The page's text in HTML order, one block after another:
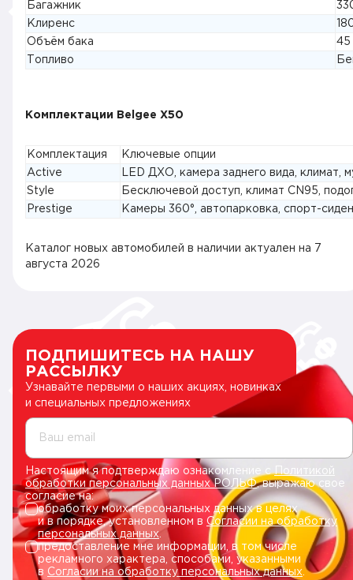
Багажник
Клиренс
Объём бака
45
Топливо
Комплектации Belgee X50
Комплектация
Ключевые опции
Active
LED ДХО, камера заднего вида, климат,
Style
Бесключевой доступ, климат CN95,
Prestige
Камеры 360°, автопарковка, спорт-
Каталог новых автомобилей в наличии актуален на 7
августа 2026
ПОДПИШИТЕСЬ НА НАШУ
РАССЫЛКУ
Узнавайте первыми о наших акциях, новинках
и специальных предложениях
Ваш email
Настоящим я подтверждаю ознакомление сПолитикой
обработки персональных данных РОЛЬФ, выражаю свое
согласие на:
обработку моих персональных данных в целях
и в порядке, установленном в Согласии на обработку
персональных данных.
предоставление мне информации, в том числе
рекламного характера, способами, указанными
в Согласии на обработку персональных данных